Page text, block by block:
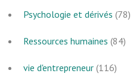
Psychologie et dérivés (78)
Ressources humaines (84)
vie d'entrepreneur (116)